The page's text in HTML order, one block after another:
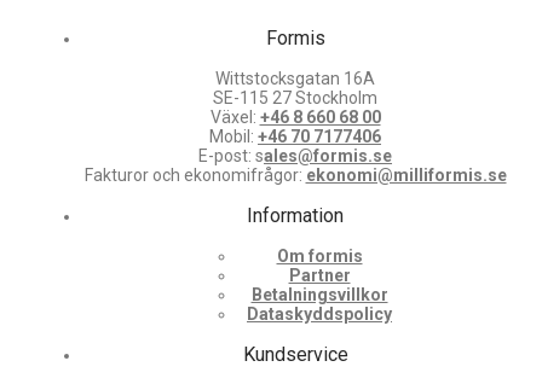
Formis
Wittstocksgatan 16A
SE-115 27 Stockholm
Växel: +46 8 660 68 00
Mobil: +46 70 7177406
E-post: sales@formis.se
Fakturor och ekonomifrågor: ekonomi@milliformis.se
Information
Om formis
Partner
Betalningsvillkor
Dataskyddspolicy
Kundservice